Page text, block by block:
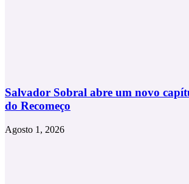
Salvador Sobral abre um novo
do Recomeço
Agosto 1, 2026